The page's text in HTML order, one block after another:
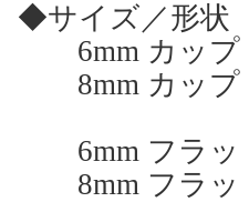
◆サイズ／形状
6mm カップ
8mm カップ
6mm フラッ
8mm フラッ